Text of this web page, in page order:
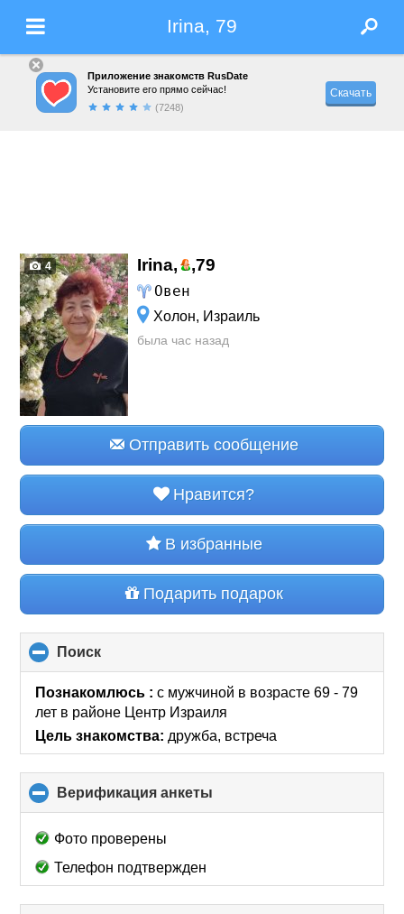
Irina, 79
Приложение знакомств RusDate
Установите его прямо сейчас!
(7248)
Скачать
4 Irina, ,79
Овен
Холон, Израиль
была час назад
Отправить сообщение
Нравится?
В избранные
Подарить подарок
Поиск
to
collapse
contents
Познакомлюсь :с мужчиной в возрасте 69 - 79
лет в районе Центр Израиля
Цель знакомства: дружба, встреча
Верификация анкеты
to
Фото проверены
Телефон подтвержден